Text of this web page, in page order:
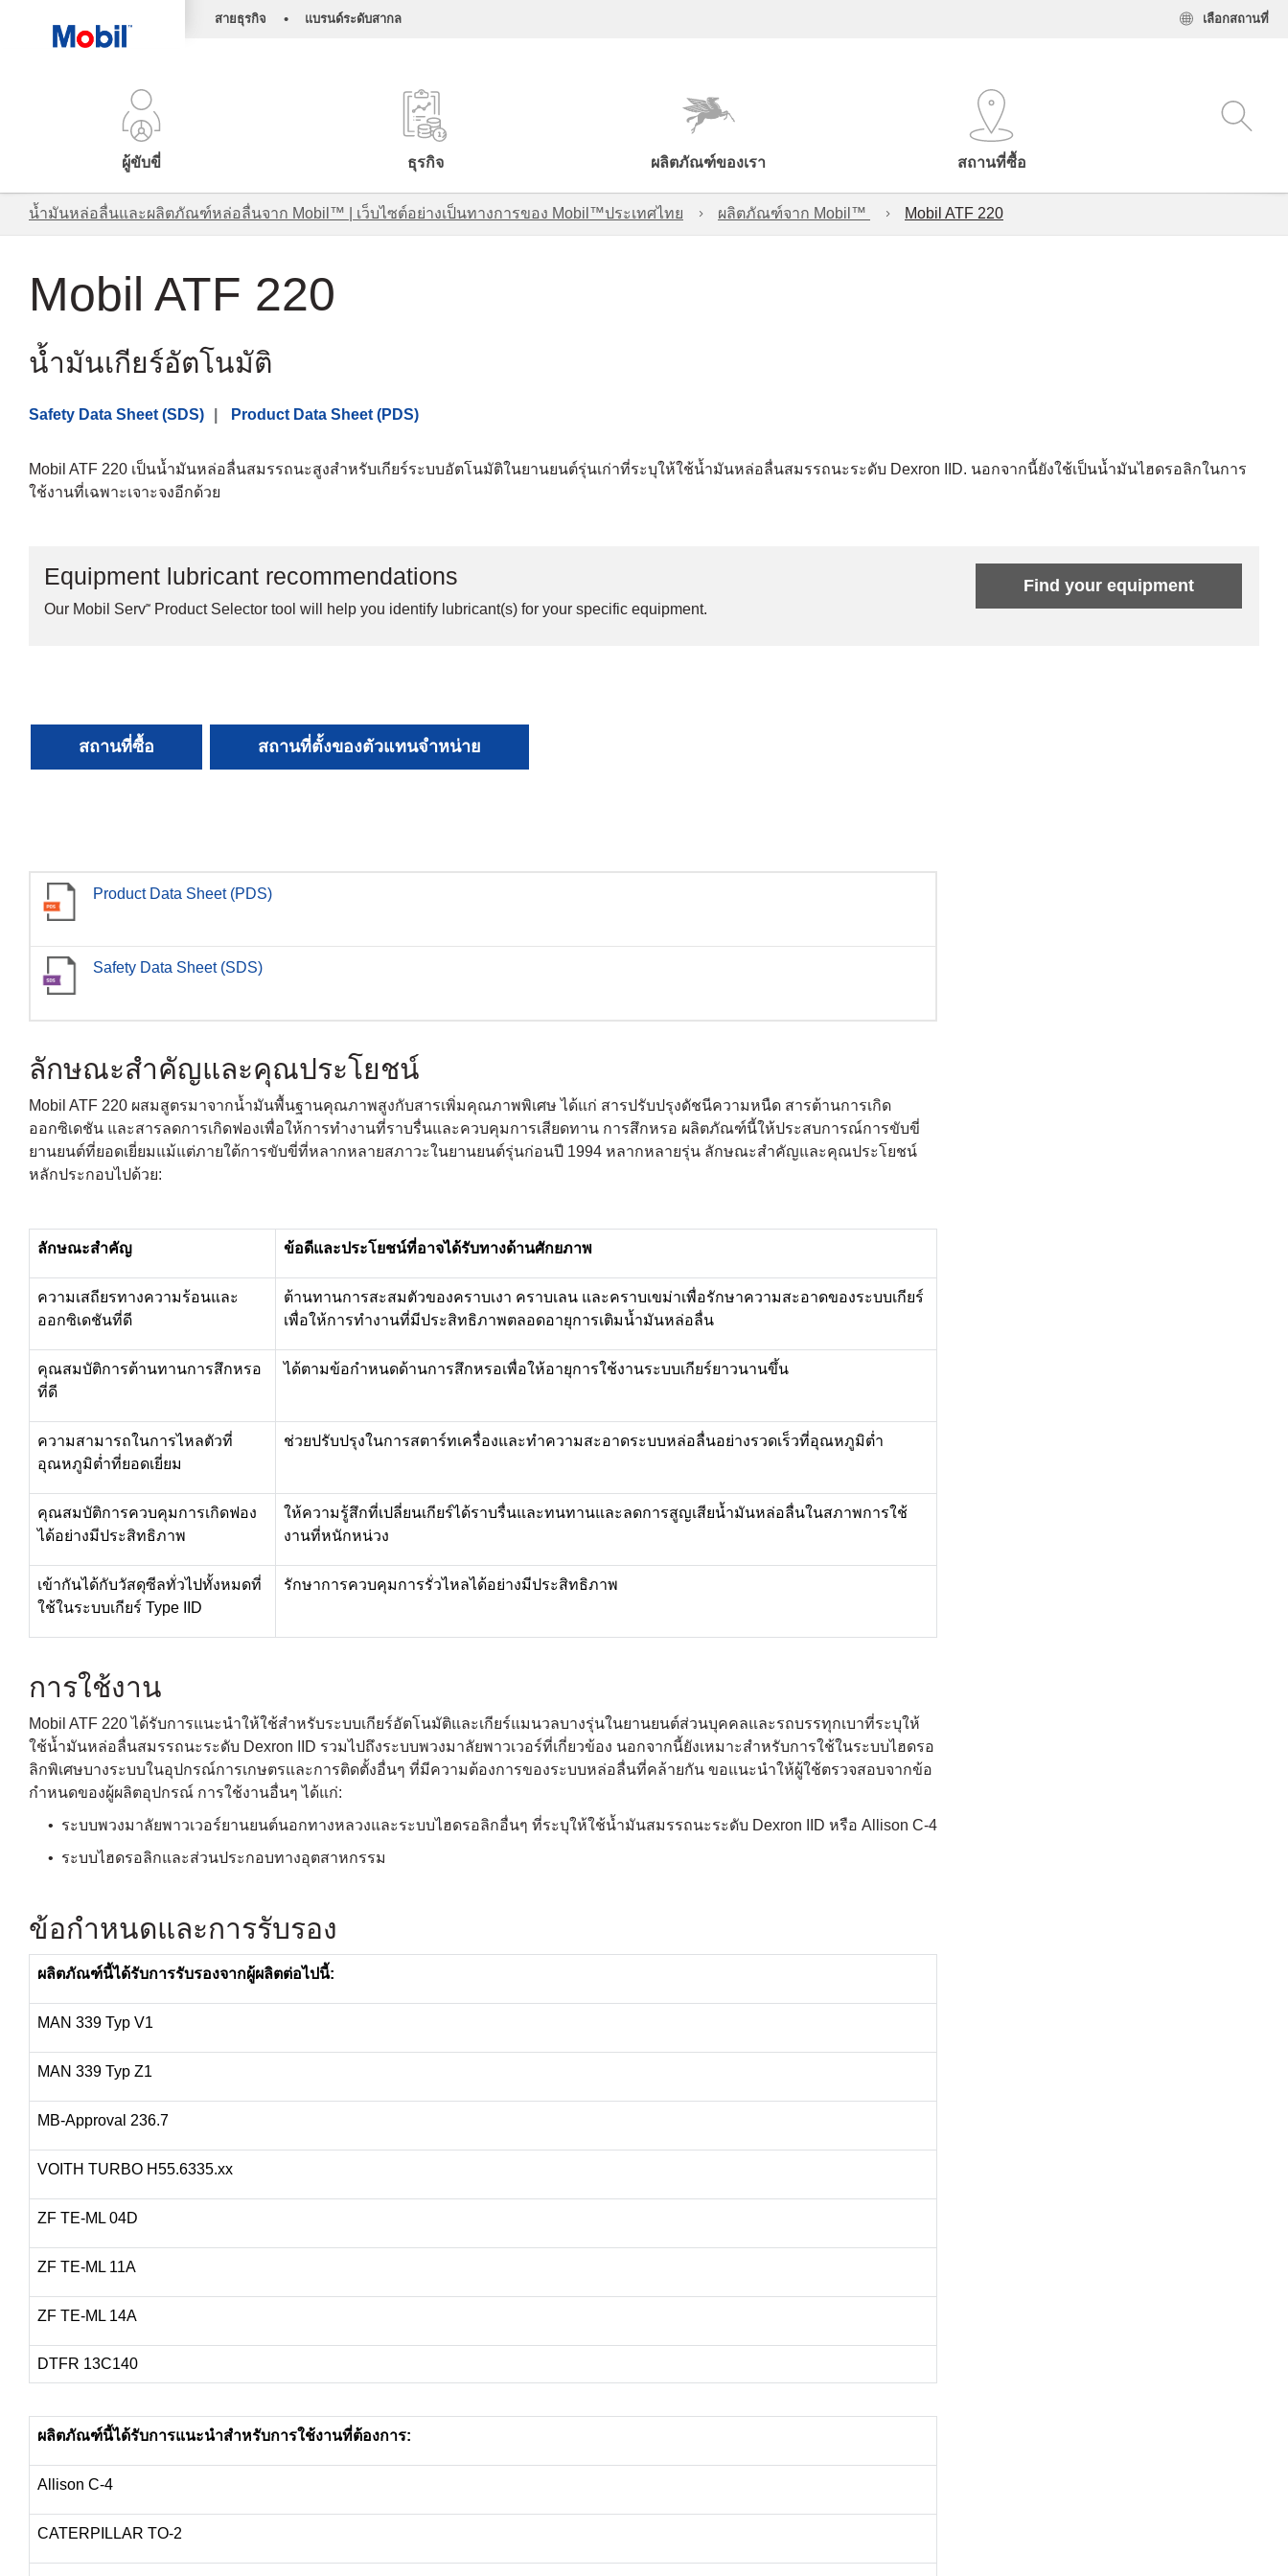
สายธุรกิจ • แบรนด์ระดับสากล เลือกสถานที่
ผู้ขับขี่ ธุรกิจ ผลิตภัณฑ์ของเรา สถานที่ซื้อ
น้ำมันหล่อลื่นและผลิตภัณฑ์หล่อลื่นจาก Mobil™ | เว็บไซต์อย่างเป็นทางการของ Mobil™ประเทศไทย ผลิตภัณฑ์จาก Mobil™ Mobil ATF 220
Mobil ATF 220
น้ำมันเกียร์อัตโนมัติ
Safety Data Sheet (SDS) Product Data Sheet (PDS)
Mobil ATF 220 เป็นน้ำมันหล่อลื่นสมรรถนะสูงสำหรับเกียร์ระบบอัตโนมัติในยานยนต์รุ่นเก่าที่ระบุให้ใช้น้ำมันหล่อลื่นสมรรถนะระดับ Dexron IID. นอกจากนี้ยังใช้เป็นน้ำมันไฮดรอลิกในการ
ใช้งานที่เฉพาะเจาะจงอีกด้วย
Equipment lubricant recommendations
Our Mobil Serv℠ Product Selector tool will help you identify lubricant(s) for your specific equipment.
Find your equipment
สถานที่ซื้อ สถานที่ตั้งของตัวแทนจำหน่าย
Product Data Sheet (PDS)
Safety Data Sheet (SDS)
ลักษณะสำคัญและคุณประโยชน์
Mobil ATF 220 ผสมสูตรมาจากน้ำมันพื้นฐานคุณภาพสูงกับสารเพิ่มคุณภาพพิเศษ ได้แก่ สารปรับปรุงดัชนีความหนืด สารต้านการเกิด
ออกซิเดชัน และสารลดการเกิดฟองเพื่อให้การทำงานที่ราบรื่นและควบคุมการเสียดทาน การสึกหรอ ผลิตภัณฑ์นี้ให้ประสบการณ์การขับขี่
ยานยนต์ที่ยอดเยี่ยมแม้แต่ภายใต้การขับขี่ที่หลากหลายสภาวะในยานยนต์รุ่นก่อนปี 1994 หลากหลายรุ่น ลักษณะสำคัญและคุณประโยชน์
หลักประกอบไปด้วย:
ลักษณะสำคัญ ข้อดีและประโยชน์ที่อาจได้รับทางด้านศักยภาพ
ความเสถียรทางความร้อนและ
ออกซิเดชันที่ดี
ต้านทานการสะสมตัวของคราบเงา คราบเลน และคราบเขม่าเพื่อรักษาความสะอาดของระบบเกียร์
เพื่อให้การทำงานที่มีประสิทธิภาพตลอดอายุการเติมน้ำมันหล่อลื่น
คุณสมบัติการต้านทานการสึกหรอ
ที่ดี
ได้ตามข้อกำหนดด้านการสึกหรอเพื่อให้อายุการใช้งานระบบเกียร์ยาวนานขึ้น
ความสามารถในการไหลตัวที่
อุณหภูมิต่ำที่ยอดเยี่ยม
ช่วยปรับปรุงในการสตาร์ทเครื่องและทำความสะอาดระบบหล่อลื่นอย่างรวดเร็วที่อุณหภูมิต่ำ
คุณสมบัติการควบคุมการเกิดฟอง
ได้อย่างมีประสิทธิภาพ
ให้ความรู้สึกที่เปลี่ยนเกียร์ได้ราบรื่นและทนทานและลดการสูญเสียน้ำมันหล่อลื่นในสภาพการใช้
งานที่หนักหน่วง
เข้ากันได้กับวัสดุซีลทั่วไปทั้งหมดที่
ใช้ในระบบเกียร์ Type IID
รักษาการควบคุมการรั่วไหลได้อย่างมีประสิทธิภาพ
การใช้งาน
Mobil ATF 220 ได้รับการแนะนำให้ใช้สำหรับระบบเกียร์อัตโนมัติและเกียร์แมนวลบางรุ่นในยานยนต์ส่วนบุคคลและรถบรรทุกเบาที่ระบุให้
ใช้น้ำมันหล่อลื่นสมรรถนะระดับ Dexron IID รวมไปถึงระบบพวงมาลัยพาวเวอร์ที่เกี่ยวข้อง นอกจากนี้ยังเหมาะสำหรับการใช้ในระบบไฮดรอ
ลิกพิเศษบางระบบในอุปกรณ์การเกษตรและการติดตั้งอื่นๆ ที่มีความต้องการของระบบหล่อลื่นที่คล้ายกัน ขอแนะนำให้ผู้ใช้ตรวจสอบจากข้อ
กำหนดของผู้ผลิตอุปกรณ์ การใช้งานอื่นๆ ได้แก่:
• ระบบพวงมาลัยพาวเวอร์ยานยนต์นอกทางหลวงและระบบไฮดรอลิกอื่นๆ ที่ระบุให้ใช้น้ำมันสมรรถนะระดับ Dexron IID หรือ Allison C-4
• ระบบไฮดรอลิกและส่วนประกอบทางอุตสาหกรรม
ข้อกำหนดและการรับรอง
ผลิตภัณฑ์นี้ได้รับการรับรองจากผู้ผลิตต่อไปนี้:
MAN 339 Typ V1
MAN 339 Typ Z1
MB-Approval 236.7
VOITH TURBO H55.6335.xx
ZF TE-ML 04D
ZF TE-ML 11A
ZF TE-ML 14A
DTFR 13C140
ผลิตภัณฑ์นี้ได้รับการแนะนำสำหรับการใช้งานที่ต้องการ:
Allison C-4
CATERPILLAR TO-2